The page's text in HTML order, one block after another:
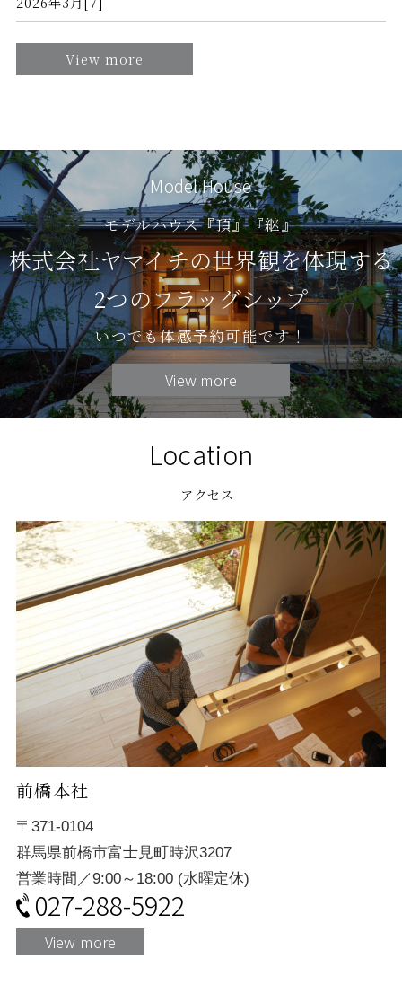
View more
Model House
モデルハウス『頂』『継』
株式会社ヤマイチの世界観を体現する
2つのフラッグシップ
いつでも体感予約可能です！
View more
Location
アクセス
前橋本社
〒371-0104
群馬県前橋市富士見町時沢3207
営業時間／9:00～18:00 (水曜定休)
027-288-5922
View more